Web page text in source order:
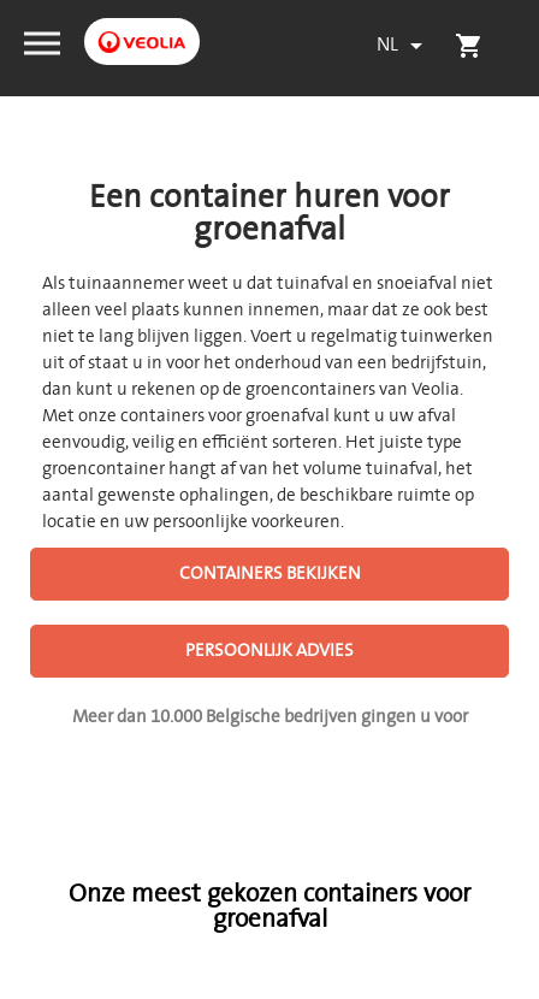
shopping_cart
NL 
Een container huren voor
groenafval
Als tuinaannemer weet u dat tuinafval en snoeiafval niet
alleen veel plaats kunnen innemen, maar dat ze ook best
niet te lang blijven liggen. Voert u regelmatig tuinwerken
uit of staat u in voor het onderhoud van een bedrijfstuin,
dan kunt u rekenen op de groencontainers van Veolia.
Met onze containers voor groenafval kunt u uw afval
eenvoudig, veilig en efficiënt sorteren. Het juiste type
groencontainer hangt af van het volume tuinafval, het
aantal gewenste ophalingen, de beschikbare ruimte op
locatie en uw persoonlijke voorkeuren.
CONTAINERS BEKIJKEN
PERSOONLIJK ADVIES
Meer dan 10.000 Belgische bedrijven gingen u voor
Onze meest gekozen containers voor
groenafval